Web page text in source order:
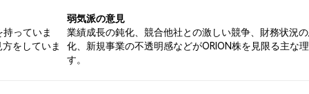
っていま
をしていま
弱気派の意見
業績成長の鈍化、競合他社との激しい競争、財務状況
化、新規事業の不透明感などがORION株を見限る主な
す。